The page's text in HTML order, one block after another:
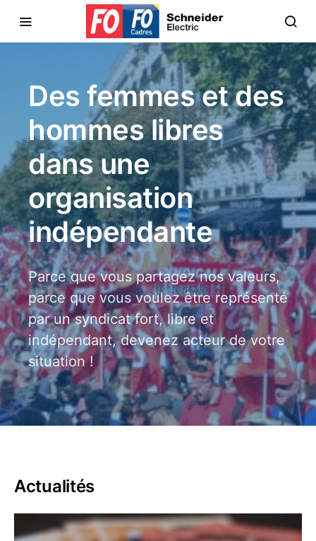
Des femmes et des
hommes libres
dans une
organisation
indépendante
Parce que vous partagez nos valeurs,
parce que vous voulez être représenté
par un syndicat fort, libre et
indépendant, devenez acteur de votre
situation !
Actualités